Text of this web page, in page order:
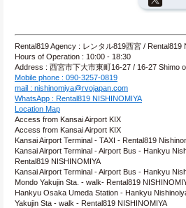
Rental819 Agency : レンタル819西宮 / Rental819
Hours of Operation : 10:00 - 18:30
Address : 西宮市下大市東町16-27 / 16-27 Shimo
Mobile phone : 090-3257-0819
mail : nishinomiya@rvojapan.com
WhatsApp : Rental819 NISHINOMIYA
Location Map
Access from Kansai Airport KIX
Access from Kansai Airport KIX
Kansai Airport Terminal - TAXI - Rental819
Kansai Airport Terminal - Airport Bus - Hankyu
Rental819 NISHINOMIYA
Kansai Airport Terminal - Airport Bus - Hankyu
Mondo Yakujin Sta. - walk- Rental819
Hankyu Osaka Umeda Station - Hankyu
Yakujin Sta - walk - Rental819 NISHINOMIYA